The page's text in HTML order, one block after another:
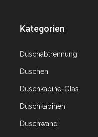
Kategorien
Duschabtrennung
Duschen
Duschkabine-Glas
Duschkabinen
Duschwand